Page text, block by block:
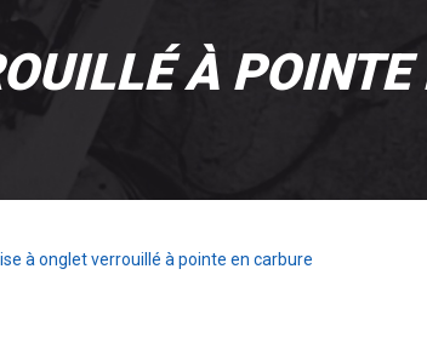
À POINTE
à onglet verrouillé à pointe en carbure